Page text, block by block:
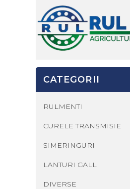
CATEGORII
RULMENTI
CURELE TRANSMISIE
SIMERINGURI
LANTURI GALL
DIVERSE